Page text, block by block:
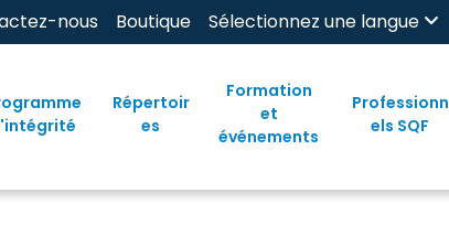
nous Boutique Sélectionnez une langue
Répertoir
es
Formation
et
événements
Professionn
els SQF